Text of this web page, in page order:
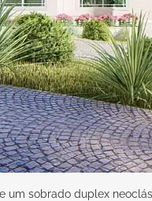
um sobrado duplex